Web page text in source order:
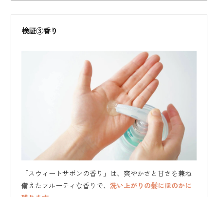
検証③香り
「スウィートサボンの香り」は、爽やかさと甘さを兼ね
備えたフルーティな香りで、洗い上がりの髪にほのかに